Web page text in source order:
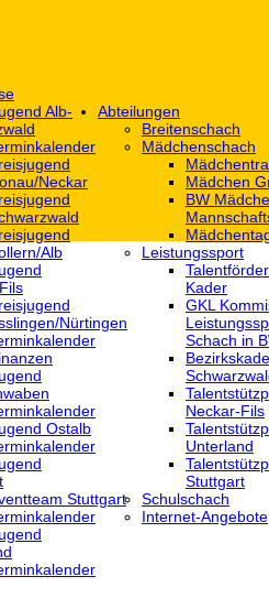
Alb-
Neckar
Alb
Nürtingen
Ostalb
Stuttgart
Abteilungen
Breitenschach
Mädchenschach
Mädchen
BW
Leistungssport
Kader
GKL
Schach in
Neckar-Fils
Unterland
Stuttgart
Schulschach
Internet-Angebote